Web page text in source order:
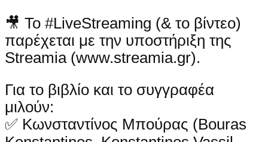
🎥 Το #LiveStreaming (& το βίντεο)
παρέχεται με την υποστήριξη της
Streamia (www.streamia.gr).
Για το βιβλίο και το συγγραφέα
μιλούν:
✅ Κωνσταντίνος Μπούρας (Bouras